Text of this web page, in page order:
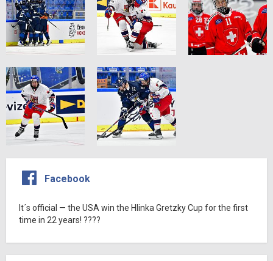
Facebook
It´s official — the USA win the Hlinka Gretzky Cup for the first
time in 22 years! ????